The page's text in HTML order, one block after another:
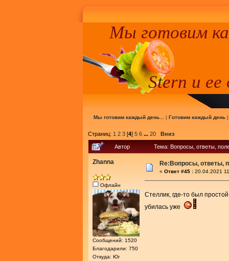
Мы готовим
Stern и ее
Мы готовим каждый день... | Готовим каждый день
Страниц: 1 2 3 [4] 5 6 ... 20 Вниз
Автор Тема: Вопросы, ответы,
Zhanna
Офлайн
Сообщений: 1520
Благодарили: 750
Откуда: Юг
Re:Вопросы, ответы,
« Ответ #45 : 20.04.2021
Стеллик, где-то был
убилась уже